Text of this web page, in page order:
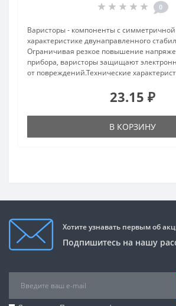
0
Варисторы - компоненты с
характеристике двунаправленного
Ограничивая резкое повышение
прибора, варисторы защищают
от повреждений.Технические
23.15 ₽
В КОРЗИНУ
Хотите узнавать первым об
Подпишитесь на нашу